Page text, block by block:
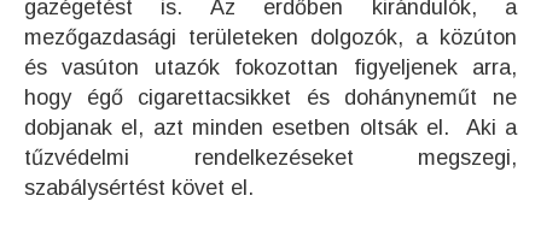
gazégetést is. Az erdőben kirándulók, a
mezőgazdasági területeken dolgozók, a közúton
és vasúton utazók fokozottan figyeljenek arra,
hogy égő cigarettacsikket és dohányneműt ne
dobjanak el, azt minden esetben oltsák el. Aki a
tűzvédelmi rendelkezéseket megszegi,
szabálysértést követ el.